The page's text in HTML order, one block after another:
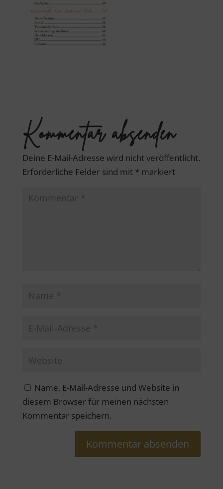
Kommentar absenden
Deine E-Mail-Adresse wird nicht veröffentlicht.
Erforderliche Felder sind mit *markiert
Name, E-Mail-Adresse und Website in
diesem Browser für meinen nächsten
Kommentar speichern.